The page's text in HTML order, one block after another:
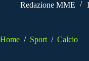
Redazione MME
Home / Sport / Calcio